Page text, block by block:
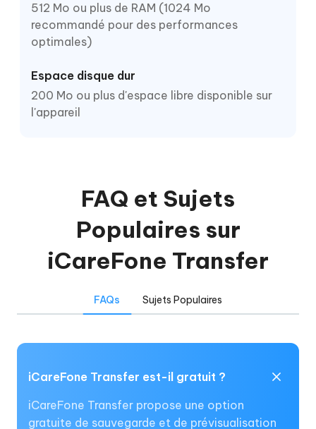
512 Mo ou plus de RAM (1024 Mo
recommandé pour des performances
optimales)
Espace disque dur
200 Mo ou plus d'espace libre disponible sur
l'appareil
FAQ et Sujets
Populaires sur
iCareFone Transfer
FAQs Sujets Populaires
iCareFone Transfer est-il gratuit ?
iCareFone Transfer propose une option
gratuite de sauvegarde et de prévisualisation